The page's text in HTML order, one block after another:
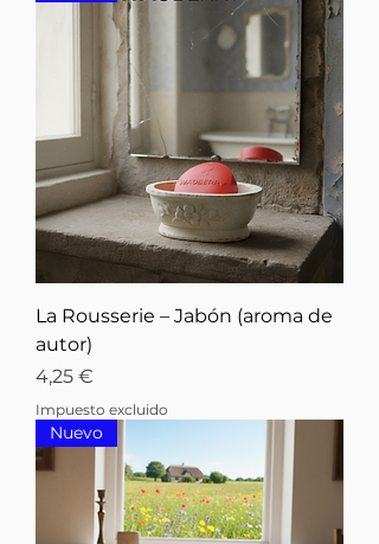
La Rousserie – Jabón (aroma de
autor)
Precio
4,25 €
Impuesto excluido
Nuevo